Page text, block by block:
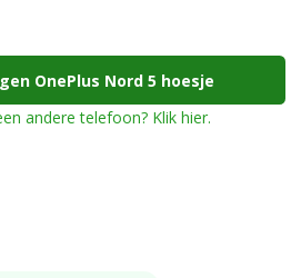
OnePlus Nord 5 hoesje
andere telefoon? Klik hier.